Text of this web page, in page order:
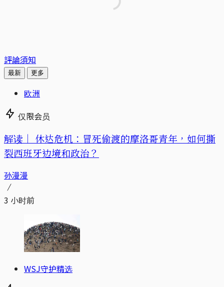
評論須知
最新 更多
欧洲
仅限会员
解读｜ 休达危机：冒死偷渡的摩洛哥青年，如何撕
裂西班牙边境和政治？
孙漫漫
3 小时前
WSJ守护精选